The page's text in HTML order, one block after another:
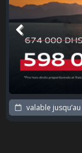
valable jusqu’au